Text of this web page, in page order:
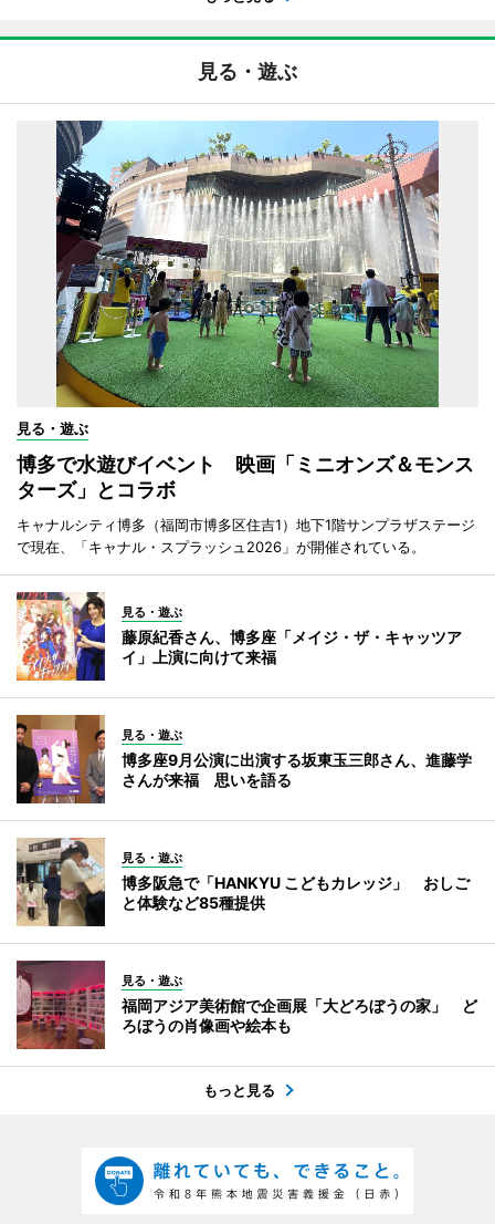
見る・遊ぶ
見る・遊ぶ
博多で水遊びイベント 映画「ミニオンズ＆モンス
ターズ」とコラボ
キャナルシティ博多（福岡市博多区住吉1）地下1階サンプラザステージ
で現在、「キャナル・スプラッシュ2026」が開催されている。
見る・遊ぶ
藤原紀香さん、博多座「メイジ・ザ・キャッツア
イ」上演に向けて来福
見る・遊ぶ
博多座9月公演に出演する坂東玉三郎さん、進藤学
さんが来福 思いを語る
見る・遊ぶ
博多阪急で「HANKYU こどもカレッジ」 おしご
と体験など85種提供
見る・遊ぶ
福岡アジア美術館で企画展「大どろぼうの家」 ど
ろぼうの肖像画や絵本も
もっと見る